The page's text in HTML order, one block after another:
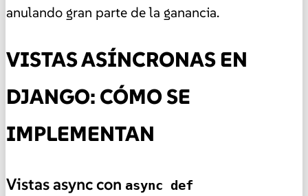
anulando gran parte de la ganancia.
VISTAS ASÍNCRONAS EN
DJANGO: CÓMO SE
IMPLEMENTAN
Vistas async con async def